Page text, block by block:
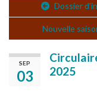
Dossier
Nouvelle
SEP
03
2025